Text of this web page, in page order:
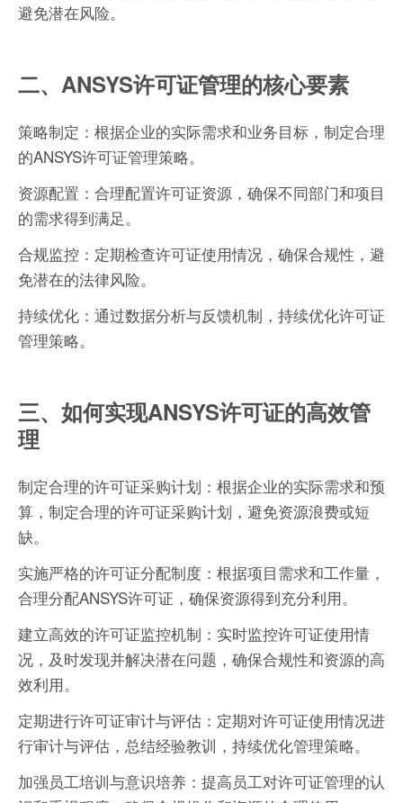
避免潜在风险。
二、ANSYS许可证管理的核心要素
策略制定：根据企业的实际需求和业务目标，制定合理
的ANSYS许可证管理策略。
资源配置：合理配置许可证资源，确保不同部门和项目
的需求得到满足。
合规监控：定期检查许可证使用情况，确保合规性，避
免潜在的法律风险。
持续优化：通过数据分析与反馈机制，持续优化许可证
管理策略。
三、如何实现ANSYS许可证的高效管
理
制定合理的许可证采购计划：根据企业的实际需求和预
算，制定合理的许可证采购计划，避免资源浪费或短
缺。
实施严格的许可证分配制度：根据项目需求和工作量，
合理分配ANSYS许可证，确保资源得到充分利用。
建立高效的许可证监控机制：实时监控许可证使用情
况，及时发现并解决潜在问题，确保合规性和资源的高
效利用。
定期进行许可证审计与评估：定期对许可证使用情况进
行审计与评估，总结经验教训，持续优化管理策略。
加强员工培训与意识培养：提高员工对许可证管理的认